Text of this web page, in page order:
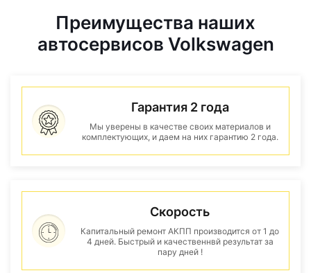
Преимущества наших
автосервисов Volkswagen
Гарантия 2 года
Мы уверены в качестве своих материалов и
комплектующих, и даем на них гарантию 2 года.
Скорость
Капитальный ремонт АКПП производится от 1 до
4 дней. Быстрый и качественнвй результат за
пару дней !